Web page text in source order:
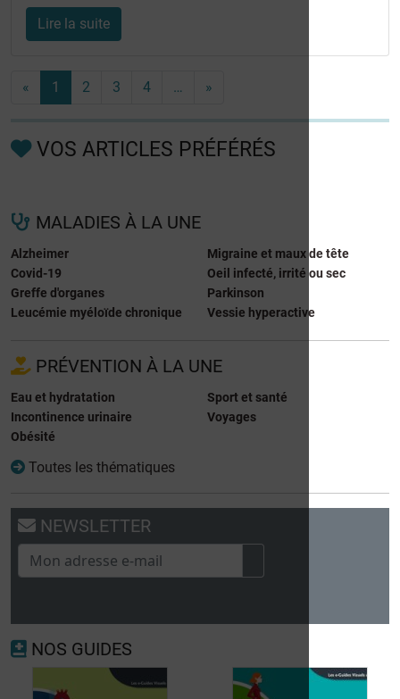
Lire la suite
« 1 2 3 4 … »
VOS ARTICLES PRÉFÉRÉS
MALADIES À LA UNE
Alzheimer
Covid-19
Greffe d'organes
Leucémie myéloïde chronique
Migraine et maux de tête
Oeil infecté, irrité ou sec
Parkinson
Vessie hyperactive
PRÉVENTION À LA UNE
Eau et hydratation
Incontinence urinaire
Obésité
Sport et santé
Voyages
Toutes les thématiques
NEWSLETTER
NOS GUIDES